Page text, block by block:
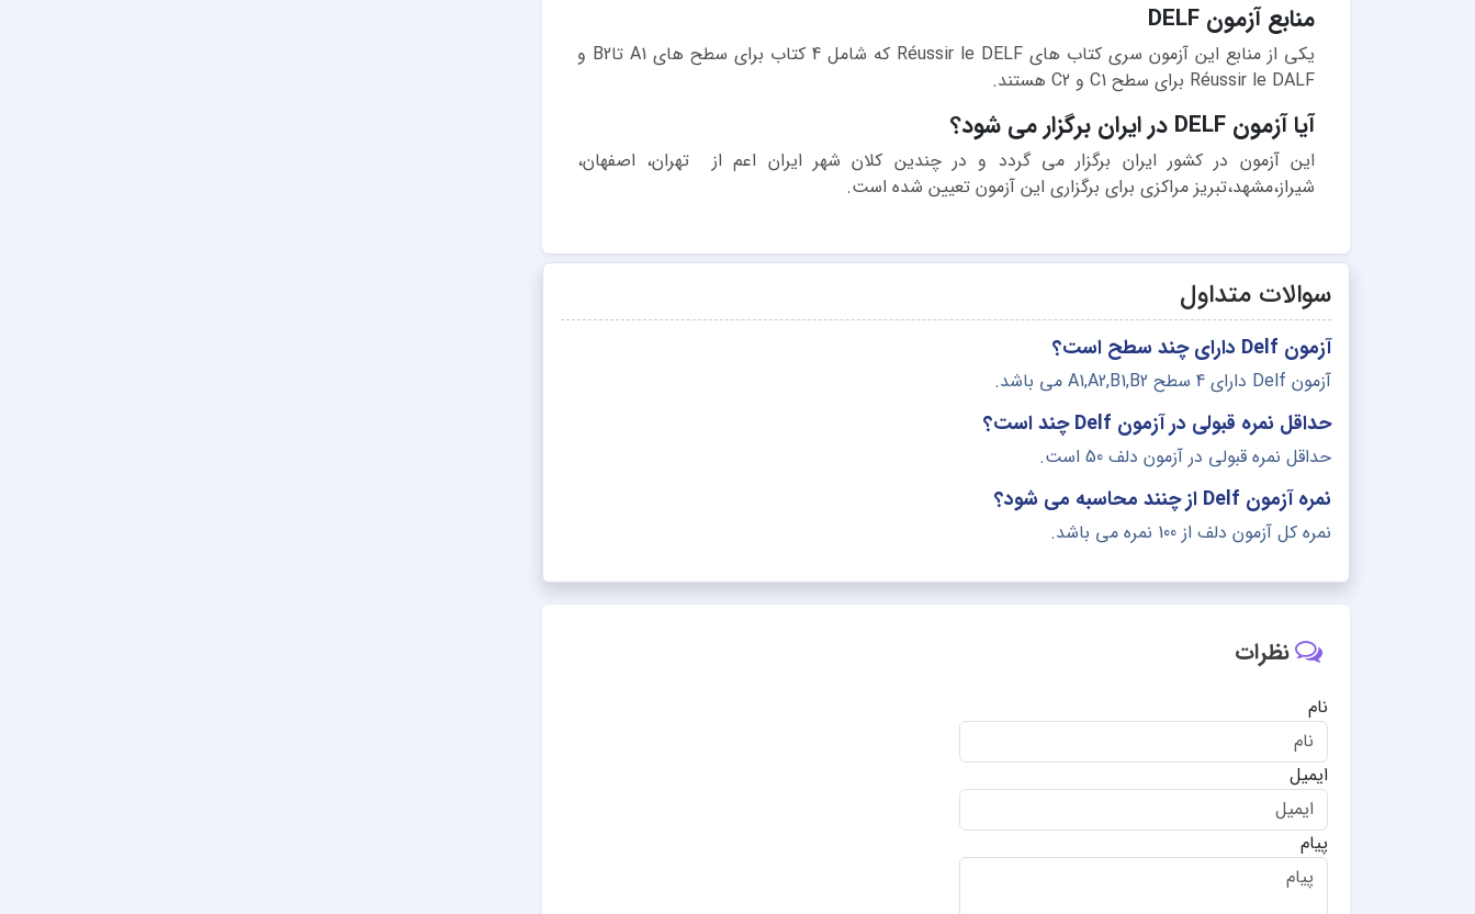
منابع آزمون DELF
یکی از منابع این آزمون سری کتاب های Réussir le DELF که شامل 4 کتاب برای سطح های A1 تاB2 و
Réussir le DALF برای سطح C1 و C2 هستند.
آیا آزمون DELF در ایران برگزار می شود؟
این آزمون در کشور ایران برگزار می گردد و در چندین کلان شهر ایران اعم از تهران، اصفهان،
شیراز،مشهد،تبریز مراکزی برای برگزاری این آزمون تعیین شده است.
سوالات متداول
آزمون Delf دارای چند سطح است؟
آزمون Delf دارای 4 سطح A1,A2,B1,B2 می باشد.
حداقل نمره قبولی در آزمون Delf چند است؟
حداقل نمره قبولی در آزمون دلف 50 است.
نمره آزمون Delf از چنند محاسبه می شود؟
نمره کل آزمون دلف از 100 نمره می باشد.
نظرات
نام
ایمیل
پیام